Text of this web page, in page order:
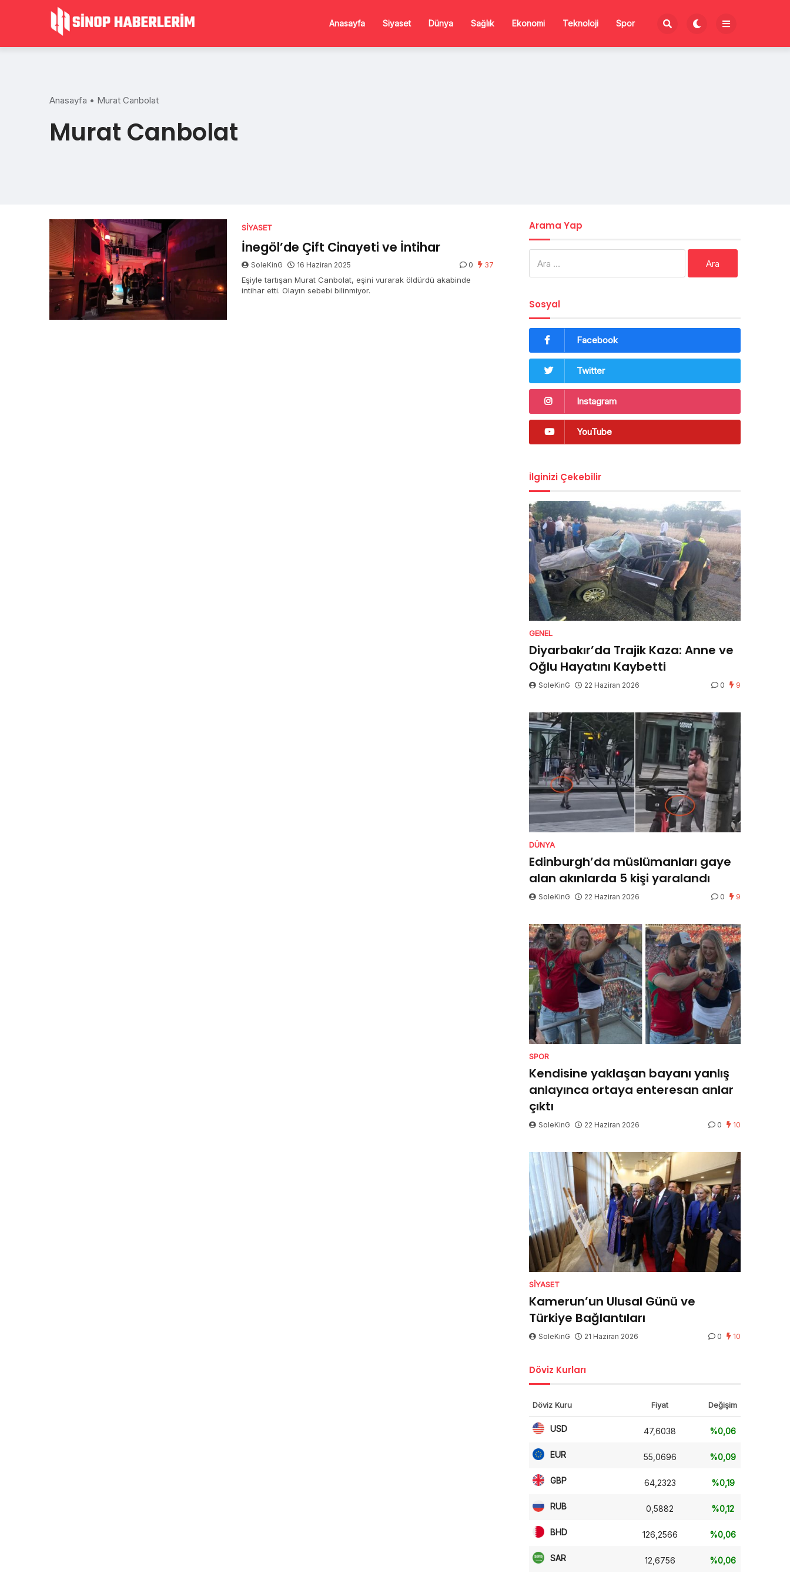
Anasayfa Siyaset Dünya Sağlık Ekonomi Teknoloji Spor
Anasayfa • Murat Canbolat
Murat Canbolat
SIYASET
İnegöl’de Çift Cinayeti ve İntihar
SoleKinG 16 Haziran 2025 0 37
Eşiyle tartışan Murat Canbolat, eşini vurarak öldürdü akabinde
intihar etti. Olayın sebebi bilinmiyor.
Arama Yap
Sosyal
Facebook
Twitter
Instagram
YouTube
İlginizi Çekebilir
GENEL
Diyarbakır’da Trajik Kaza: Anne ve
Oğlu Hayatını Kaybetti
SoleKinG 22 Haziran 2026 0 9
DÜNYA
Edinburgh’da müslümanları gaye
alan akınlarda 5 kişi yaralandı
SoleKinG 22 Haziran 2026 0 9
SPOR
Kendisine yaklaşan bayanı yanlış
anlayınca ortaya enteresan anlar
çıktı
SoleKinG 22 Haziran 2026 0 10
SIYASET
Kamerun’un Ulusal Günü ve
Türkiye Bağlantıları
SoleKinG 21 Haziran 2026 0 10
Döviz Kurları
Döviz Kuru Fiyat Değişim
USD 47,6038 %0,06
EUR 55,0696 %0,09
GBP 64,2323 %0,19
RUB 0,5882 %0,12
BHD 126,2566 %0,06
SAR 12,6756 %0,06